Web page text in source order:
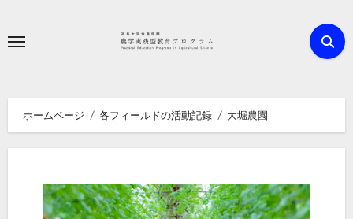
ホームページ 各フィールドの活動記録 大堀農園